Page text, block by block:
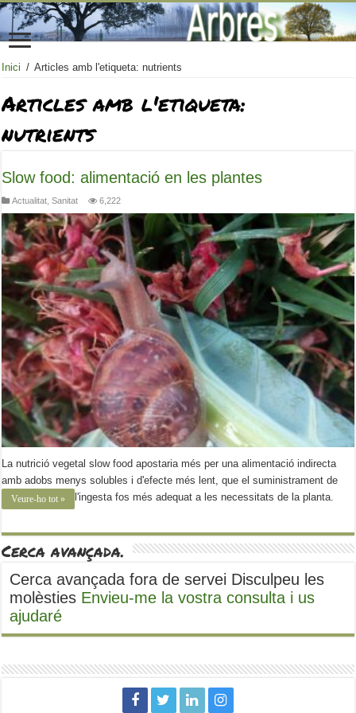
Inici / Articles amb l'etiqueta: nutrients
Articles amb l'etiqueta:
nutrients
Slow food: alimentació en les plantes
Actualitat ,Sanitat 6,222
La nutrició vegetal slow food apostaria més per una alimentació indirecta
amb adobs menys solubles i d'efecte més lent, que el suministrament de
l'ingesta fos més adequat a les necessitats de la planta.
Veure-ho tot »
Cerca avançada.
Cerca avançada fora de servei Disculpeu les
molèsties Envieu-me la vostra consulta i us
ajudaré